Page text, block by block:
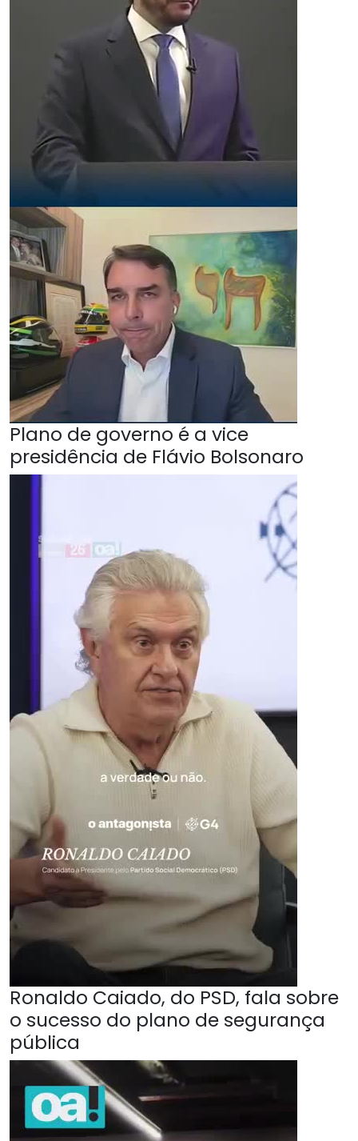
Plano de governo é a vice
presidência de Flávio Bolsonaro
Ronaldo Caiado, do PSD, fala sobre
o sucesso do plano de segurança
pública